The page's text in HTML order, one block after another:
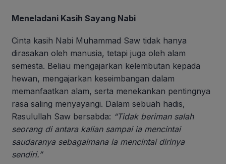
Meneladani Kasih Sayang Nabi
Cinta kasih Nabi Muhammad Saw tidak hanya
dirasakan oleh manusia, tetapi juga oleh alam
semesta. Beliau mengajarkan kelembutan kepada
hewan, mengajarkan keseimbangan dalam
memanfaatkan alam, serta menekankan pentingnya
rasa saling menyayangi. Dalam sebuah hadis,
Rasulullah Saw bersabda: “Tidak beriman salah
seorang di antara kalian sampai ia mencintai
saudaranya sebagaimana ia mencintai dirinya
sendiri.”